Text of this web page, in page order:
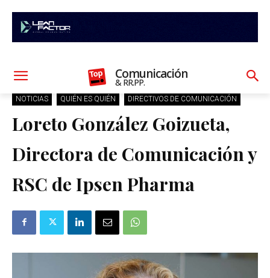
Comunicación
& RR.PP.
NOTICIAS QUIÉN ES QUIÉN DIRECTIVOS DE COMUNICACIÓN
Loreto González Goizueta,
Directora de Comunicación y
RSC de Ipsen Pharma